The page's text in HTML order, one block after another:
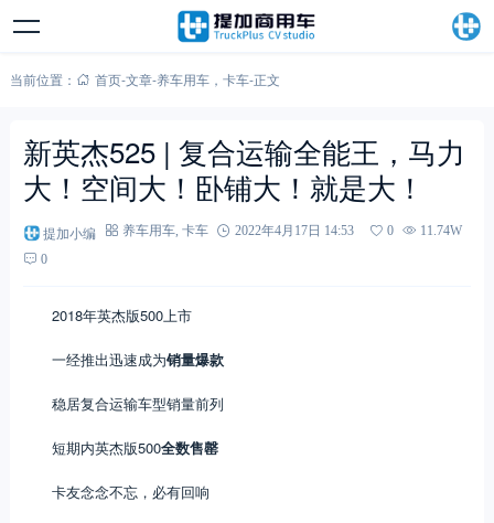
当前位置： 首页-文章-养车用车， 卡车-正文
新英杰525 | 复合运输全能王，马力
大！空间大！卧铺大！就是大！
提加小编 养车用车, 卡车 2022年4月17日 14:53 0
11.74W
0
2018年英杰版500上市
一经推出迅速成为销量爆款
稳居复合运输车型销量前列
短期内英杰版500全数售罄
卡友念念不忘，必有回响